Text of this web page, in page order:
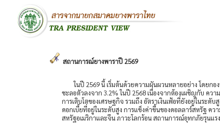
สถานการณ์ยางพาราปี 2569
ในปี 2569 นี้ เริ่มต้นด้วยความผันผวนหลายอย่าง โดยกอ
ชะลอตัวลงจาก 3.2% ในปี 2568 เนื่องจากต้องเผชิญกับ คว
การเติบโตของเศรษฐกิจ รวมถึง อัตราเงินเฟ้อที่ยังอยู่ในระ
ดอกเบี้ยที่อยู่ในระดับสูง การแข็งค่าขึ้นของดอลลาร์สหรัฐ คว
สหรัฐอเมริกาและจีน ภาวะโลกร้อน สถานการณ์อุทกภัยรุนแร